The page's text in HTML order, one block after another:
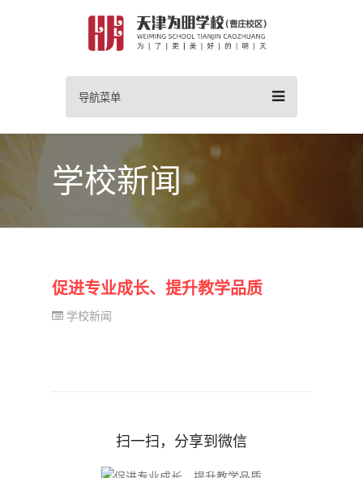
导航菜单
学校新闻
促进专业成长、提升教学品质
学校新闻
扫一扫，分享到微信